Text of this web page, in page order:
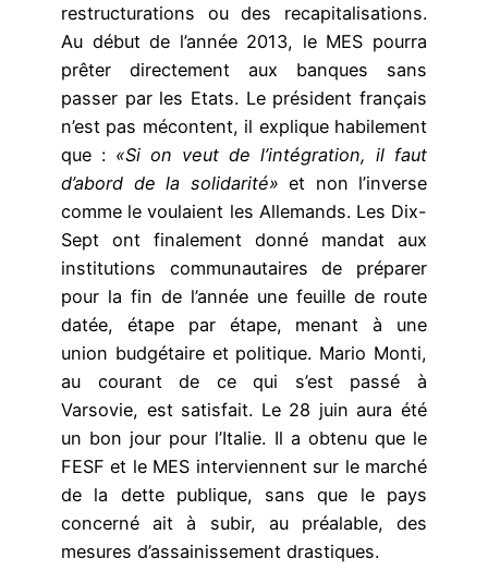
restructurations ou des recapitalisations.
Au début de l’année 2013, le MES pourra
prêter directement aux banques sans
passer par les Etats. Le président français
n’est pas mécontent, il explique habilement
que : «Si on veut de l’intégration, il faut
d’abord de la solidarité» et non l’inverse
comme le voulaient les Allemands. Les Dix-
Sept ont finalement donné mandat aux
institutions communautaires de préparer
pour la fin de l’année une feuille de route
datée, étape par étape, menant à une
union budgétaire et politique. Mario Monti,
au courant de ce qui s’est passé à
Varsovie, est satisfait. Le 28 juin aura été
un bon jour pour l’Italie. Il a obtenu que le
FESF et le MES interviennent sur le marché
de la dette publique, sans que le pays
concerné ait à subir, au préalable, des
mesures d’assainissement drastiques.